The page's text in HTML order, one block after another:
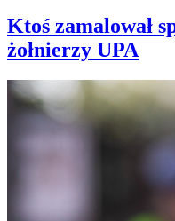
Ktoś zamalował
żołnierzy UPA